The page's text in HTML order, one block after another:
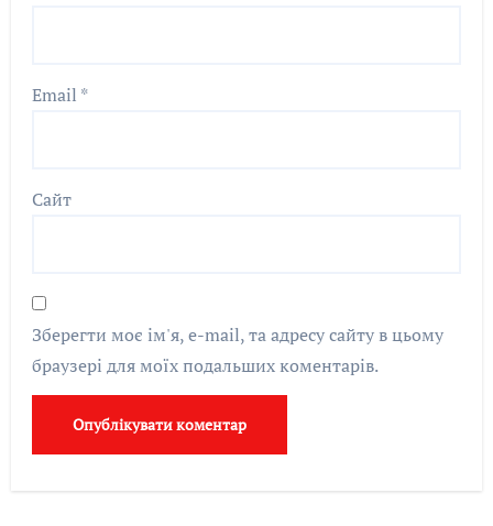
Email *
Сайт
Зберегти моє ім'я, e-mail, та адресу сайту в цьому
браузері для моїх подальших коментарів.